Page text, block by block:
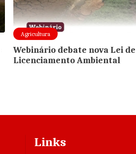
Agricultura
Webinário debate nova Lei de
Licenciamento Ambiental
Links